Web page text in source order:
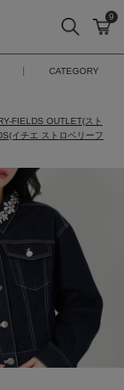
FIELDS
検索 カ
9
CATEGORY
FIELDS OUTLET(スト
イチエ ストロベリーフ